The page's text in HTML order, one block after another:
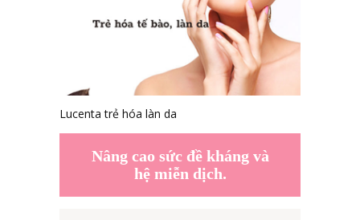
Lucenta trẻ hóa làn da
Nâng cao sức đề kháng và
hệ miễn dịch.